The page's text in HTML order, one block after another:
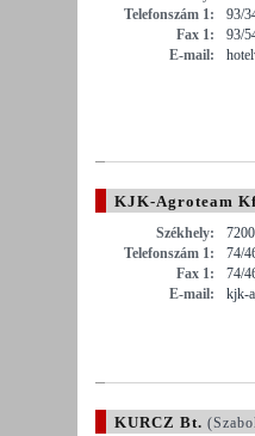
Telefonszám 1:
93/
Fax 1:
93/
E-mail:
KJK-Agroteam
Székhely:
Telefonszám 1:
74/
Fax 1:
74/
E-mail:
kjk-
KURCZ Bt.